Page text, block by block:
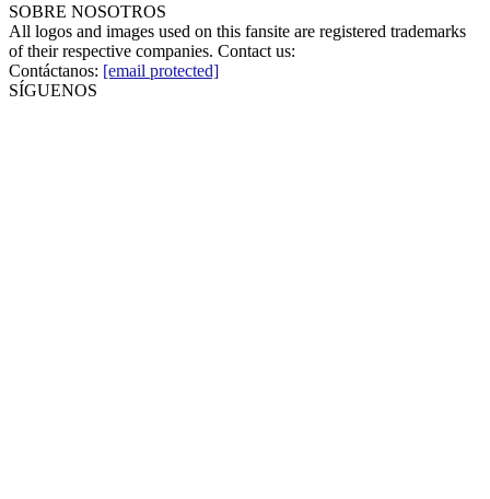
SOBRE NOSOTROS
All logos and images used on this fansite are registered trademarks
of their respective companies. Contact us:
Contáctanos: [email protected]
SÍGUENOS